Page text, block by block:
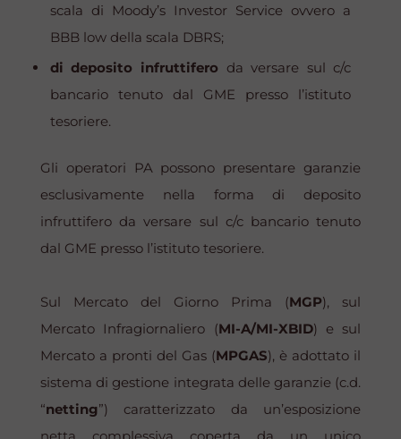
scala di
Moody’s Investor Service ovvero a
BBB low della scala DBRS;
di deposito infruttifero da versare sul c/c
bancario tenuto dal GME presso l’istituto
tesoriere.
Gli operatori PA possono presentare garanzie
esclusivamente nella forma di deposito
infruttifero da versare sul c/c bancario tenuto
dal GME presso l’istituto tesoriere.
Sul Mercato del Giorno Prima (MGP), sul
Mercato Infragiornaliero (MI-A/MI-XBID) e sul
Mercato a pronti del Gas (MPGAS), è adottato il
sistema di gestione integrata delle garanzie (c.d.
“netting”) caratterizzato da un’esposizione
netta complessiva coperta da un unico